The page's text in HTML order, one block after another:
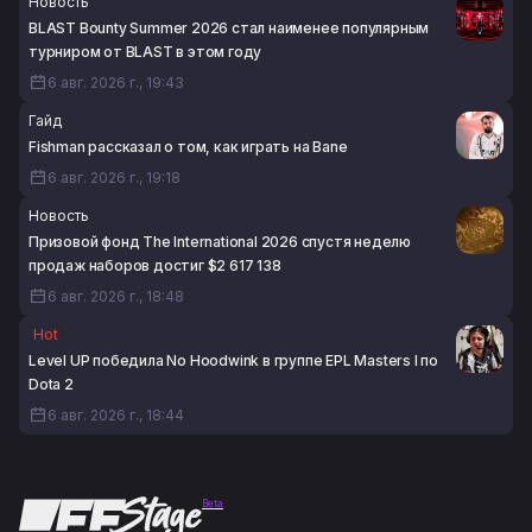
BLAST Bounty Summer 2026 стал наименее популярным
турниром от BLAST в этом году
6 авг. 2026 г., 19:43
Гайд
Fishman рассказал о том, как играть на Bane
6 авг. 2026 г., 19:18
Новость
Призовой фонд The International 2026 спустя неделю
продаж наборов достиг $2 617 138
6 авг. 2026 г., 18:48
Hot
Level UP победила No Hoodwink в группе EPL Masters I по
Dota 2
6 авг. 2026 г., 18:44
Beta